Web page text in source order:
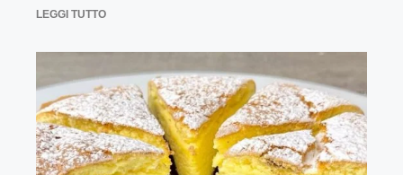
LEGGI TUTTO